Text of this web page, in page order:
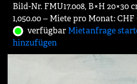
Bild-Nr. FMU17.008, B×H 20×30
1,050.00 ‒ Miete pro Monat: CHF
verfügbar Mietanfrage
hinzufügen